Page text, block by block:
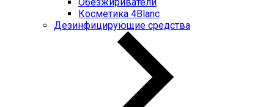
Косметика 4Blanc
Дезинфицирующие средства